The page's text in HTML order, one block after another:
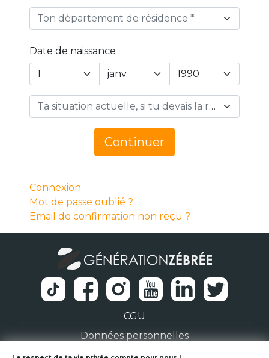
Ton département de résidence *
Date de naissance
Year
Day
Ta situation actuelle, si tu devais la résumer en 1 mot… *
Continuer
Connexion
Mot de passe oublié ?
Email de confirmation non reçu ?
CGU
Données personnelles